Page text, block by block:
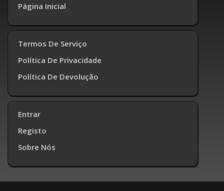
Página Inicial
Termos De Serviço
Política De Privacidade
Política De Devolução
Entrar
Registo
Sobre Nós